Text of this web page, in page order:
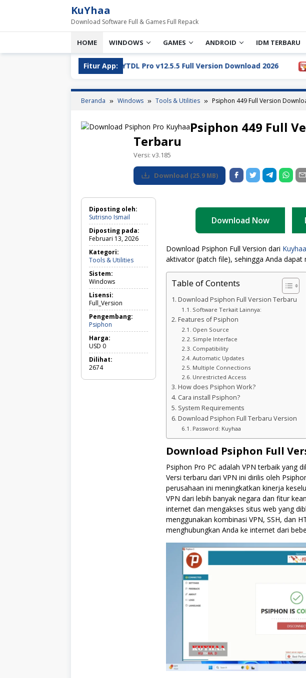
KuYhaa
Download Software Full & Games Full Repack
HOME WINDOWS GAMES ANDROID IDM TERBARU
Fitur App:
YT Greek YTDL Pro v12.5.5 Full Version Download 2026 TubeMate
Beranda Windows Tools & Utilities Psiphon 449 Full Version
Psiphon 449 Full
Terbaru
Versi: v3.185
Download (25.9 MB)
Diposting oleh:
Sutrisno Ismail
Diposting pada:
Februari 13, 2026
Kategori:
Tools & UtilitiesTools
&
Sistem:
Windows
Lisensi:
Full_Version
Pengembang:
Psiphon
Harga:
USD 0
Dilihat:
2674
Download Now
Download Psiphon Full Version dari Kuyhaa
aktivator (patch file), sehingga Anda dapat
Table of Contents
Download Psiphon Full Version Terbaru
Software Terkait Lainnya:
Features of Psiphon
Open Source
Simple Interface
Compatibility
Automatic Updates
Multiple Connections
Unrestricted Access
How does Psiphon Work?
Cara install Psiphon?
System Requirements
Download Psiphon Full Terbaru Version
Password: Kuyhaa
Download Psiphon Full
Psiphon Pro PC adalah VPN terbaik yang
Versi terbaru dari VPN ini dirilis oleh
perusahaan ini meningkatkan kinerja
VPN dari lebih banyak negara dan fitur
internet dan mengakses situs web yang
menggunakan kombinasi VPN, SSH, dan
menghubungkan Anda ke internet dari